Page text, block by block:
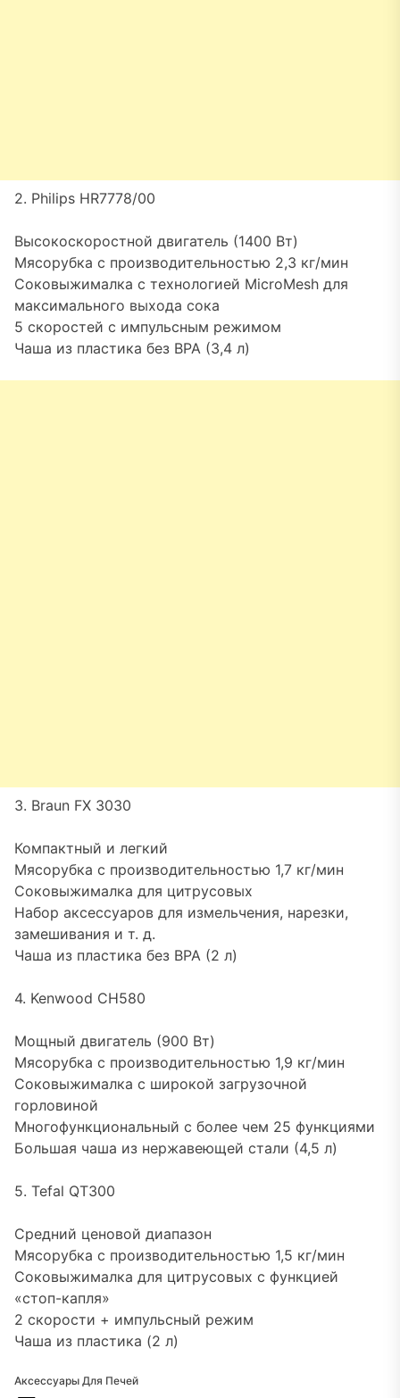
2. Philips HR7778/00
Высокоскоростной двигатель (1400 Вт)
Мясорубка с производительностью 2,3 кг/мин
Соковыжималка с технологией MicroMesh для
максимального выхода сока
5 скоростей с импульсным режимом
Чаша из пластика без BPA (3,4 л)
3. Braun FX 3030
Компактный и легкий
Мясорубка с производительностью 1,7 кг/мин
Соковыжималка для цитрусовых
Набор аксессуаров для измельчения, нарезки,
замешивания и т. д.
Чаша из пластика без BPA (2 л)
4. Kenwood CH580
Мощный двигатель (900 Вт)
Мясорубка с производительностью 1,9 кг/мин
Соковыжималка с широкой загрузочной
горловиной
Многофункциональный с более чем 25 функциями
Большая чаша из нержавеющей стали (4,5 л)
5. Tefal QT300
Средний ценовой диапазон
Мясорубка с производительностью 1,5 кг/мин
Соковыжималка для цитрусовых с функцией
«стоп-капля»
2 скорости + импульсный режим
Чаша из пластика (2 л)
Аксессуары Для Печей